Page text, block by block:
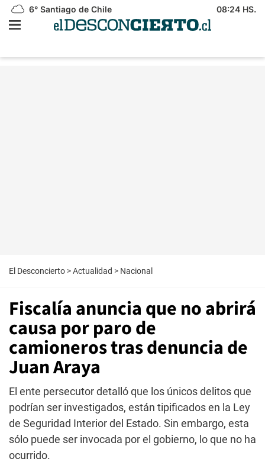
6° Santiago de Chile 08:24 HS.
El Desconcierto >Actualidad > Nacional
Fiscalía anuncia que no abrirá
causa por paro de
camioneros tras denuncia de
Juan Araya
El ente persecutor detalló que los únicos delitos que
podrían ser investigados, están tipificados en la Ley
de Seguridad Interior del Estado. Sin embargo, esta
sólo puede ser invocada por el gobierno, lo que no ha
ocurrido.